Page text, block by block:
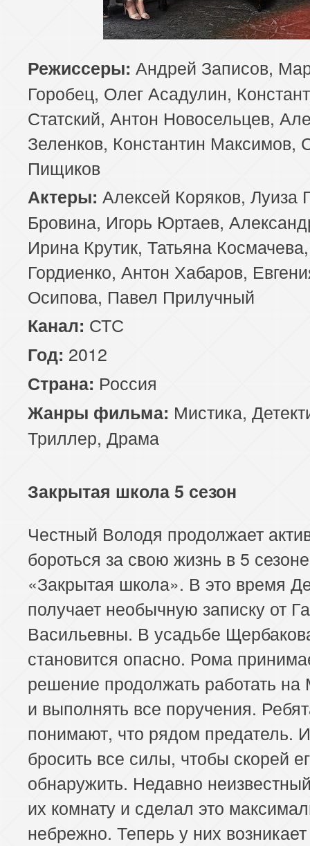
Режиссеры: Андрей Записов,
Горобец, Олег Асадулин,
Статский, Антон Новосельцев,
Зеленков, Константин Максимов,
Пищиков
Актеры: Алексей Коряков, Луиза
Бровина, Игорь Юртаев,
Ирина Крутик, Татьяна
Гордиенко, Антон Хабаров,
Осипова, Павел Прилучный
Канал: СТС
Год: 2012
Страна: Россия
Жанры фильма: Мистика,
Триллер, Драма
Закрытая школа 5 сезон
Честный Володя продолжает
бороться за свою жизнь в 5
«Закрытая школа». В это время
получает необычную записку от
Васильевны. В усадьбе
становится опасно. Рома
решение продолжать работать на
и выполнять все поручения.
понимают, что рядом предатель.
бросить все силы, чтобы скорей
обнаружить. Недавно
их комнату и сделал это
небрежно. Теперь у них возникает